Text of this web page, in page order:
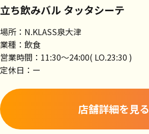
立ち飲みバル タッタシーテ
場所：N.KLASS泉大津
業種：飲食
営業時間：11:30～24:00( LO.23:30 )
定休日：ー
店舗詳細を見る